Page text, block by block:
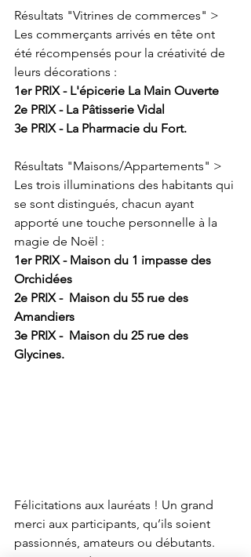
Résultats "Vitrines de commerces" >
Les commerçants arrivés en tête ont
été récompensés pour la créativité de
leurs décorations :
1er PRIX - L'épicerie La Main Ouverte
2e PRIX - La Pâtisserie Vidal
3e PRIX - La Pharmacie du Fort.
Résultats "Maisons/Appartements" >
Les trois illuminations des habitants qui
se sont distingués, chacun ayant
apporté une touche personnelle à la
magie de Noël :
1er PRIX - Maison du 1 impasse des
Orchidées
2e PRIX -  Maison du 55 rue des
Amandiers
3e PRIX -  Maison du 25 rue des
Glycines.
Félicitations aux lauréats ! Un grand
merci aux participants, qu’ils soient
passionnés, amateurs ou débutants.